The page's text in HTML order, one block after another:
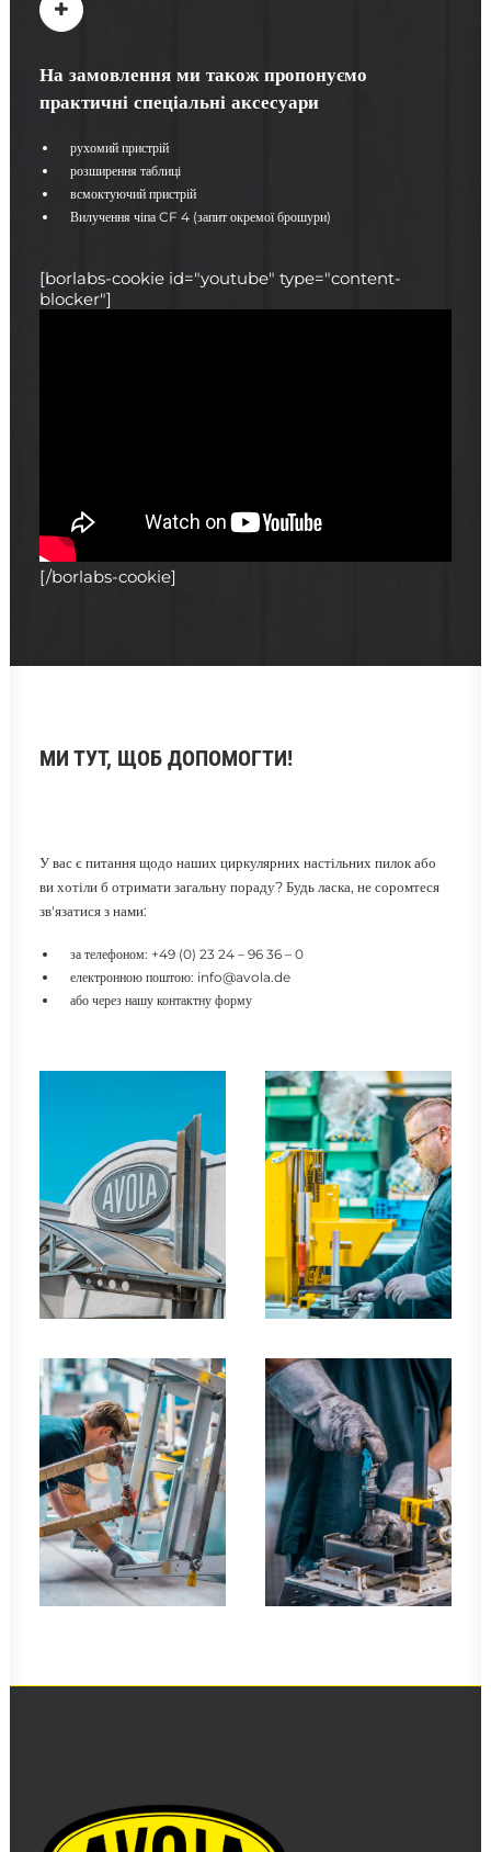
На замовлення ми також пропонуємо
практичні спеціальні аксесуари
рухомий пристрій
розширення таблиці
всмоктуючий пристрій
Вилучення чіпа CF 4 (запит окремої брошури)
[borlabs-cookie id="youtube" type="content-
blocker"]
[/borlabs-cookie]
МИ ТУТ, ЩОБ ДОПОМОГТИ!
У вас є питання щодо наших циркулярних настільних пилок або
ви хотіли б отримати загальну пораду? Будь ласка, не соромтеся
зв'язатися з нами:
за телефоном: +49 (0) 23 24 – 96 36 – 0
електронною поштою: info@avola.de
або через нашу контактну форму